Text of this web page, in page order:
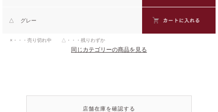
△ グレー
×・・・売り切れ中 △・・・残りわずか
同じカテゴリーの商品を見る
店舗在庫を確認する